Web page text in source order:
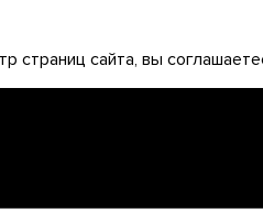
сайта, вы